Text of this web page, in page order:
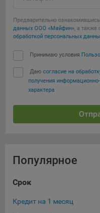
Предварительно
данных ООО «Майфин», а также
обработкой персональных
Принимаю условия
Даю согласие на
получения
характера
Популярное
Срок
Кредит на 1 месяц